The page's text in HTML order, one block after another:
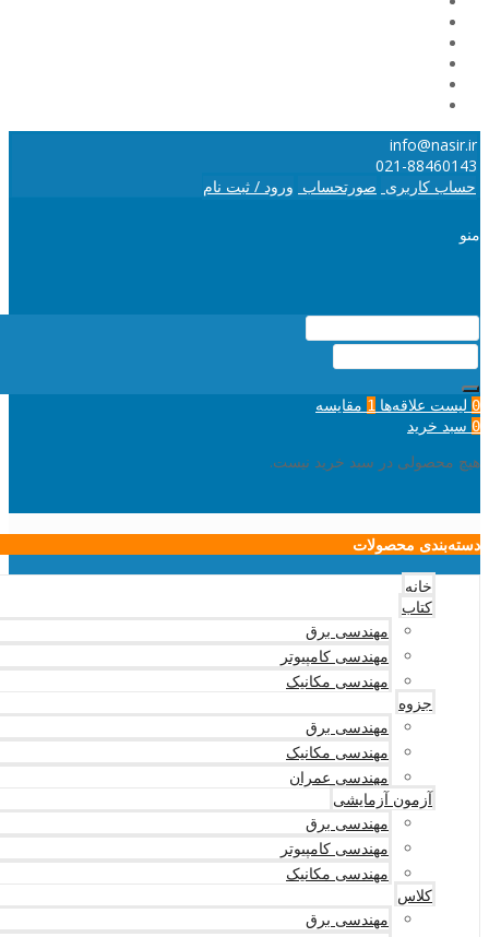
info@nasir.ir
021-88460143
حساب کاربری صورتحساب ورود / ثبت نام
منو
0 لیست علاقه‌ها 1 مقایسه
0 سبد خرید
هیچ محصولی در سبد خرید نیست.
دسته‌بندی محصولات
خانه
کتاب
مهندسی برق
مهندسی کامپیوتر
مهندسی مکانیک
جزوه
مهندسی برق
مهندسی مکانیک
مهندسی عمران
آزمون آزمایشی
مهندسی برق
مهندسی کامپیوتر
مهندسی مکانیک
کلاس
مهندسی برق